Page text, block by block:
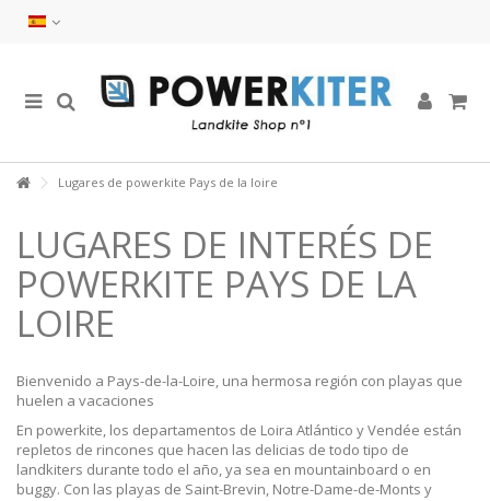
Lugares de powerkite Pays de la loire
LUGARES DE INTERÉS DE
POWERKITE PAYS DE LA
LOIRE
Bienvenido a Pays-de-la-Loire, una hermosa región con playas que
huelen a vacaciones
En powerkite, los departamentos de Loira Atlántico y Vendée están
repletos de rincones que hacen las delicias de todo tipo de
landkiters durante todo el año, ya sea en mountainboard o en
buggy. Con las playas de Saint-Brevin, Notre-Dame-de-Monts y